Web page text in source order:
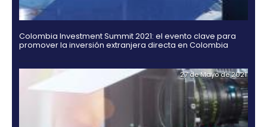
Rating agencies Moody's, Fitch and Standard &
ratify their confidence in Colombia